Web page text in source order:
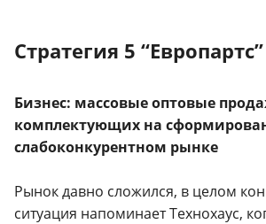
Стратегия 5 “Европартс”
Бизнес: массовые оптовые
комплектующих на
слабоконкурентном рынке
Рынок давно сложился, в целом
ситуация напоминает Технохаус,